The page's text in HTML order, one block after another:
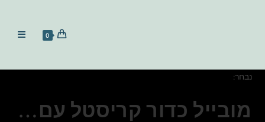
0
נבחר:
מובייל כדור קריסטל עם…